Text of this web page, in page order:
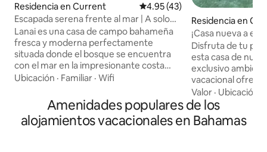
Residencia en Current Calificación promedio: 4.95 de
4.95 (43)
Escapada serena frente al mar | A solo
unos pasos del mar
Lanai es una casa de campo bahameña
fresca y moderna perfectamente
situada donde el bosque se encuentra
con el mar en la impresionante costa
norte de Eleuthera. Despiértate con
vistas al agua, pasea por la pendiente
cubierta de hierba para remar o hacer
esnórquel en aguas poco profundas de
Ubicación · Familiar · Wifi
Residencia en
¡Casa nueva a
privada!
Disfruta de tu
esta casa de
exclusivo
vacacional ofrece
abierto, una
variedad de
libre cómodos y
disfrutar de la
Valor · Ubicación
Amenidades populares de los
alojamientos vacacionales en Bahamas